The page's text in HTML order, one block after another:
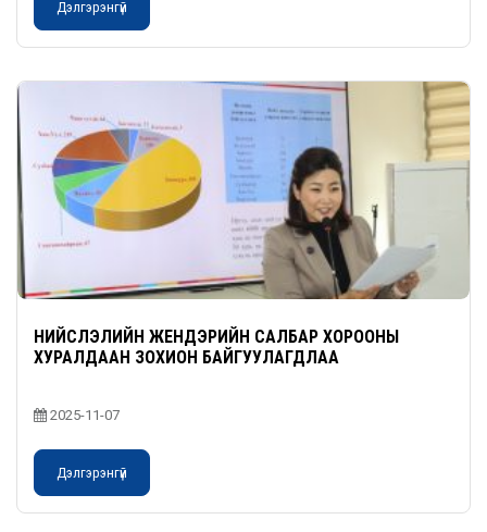
Дэлгэрэнгүй
НИЙСЛЭЛИЙН ЖЕНДЭРИЙН САЛБАР ХОРООНЫ
ХУРАЛДААН ЗОХИОН БАЙГУУЛАГДЛАА
2025-11-07
Дэлгэрэнгүй